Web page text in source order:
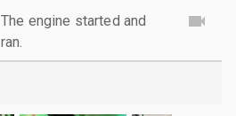
The engine started and
ran.